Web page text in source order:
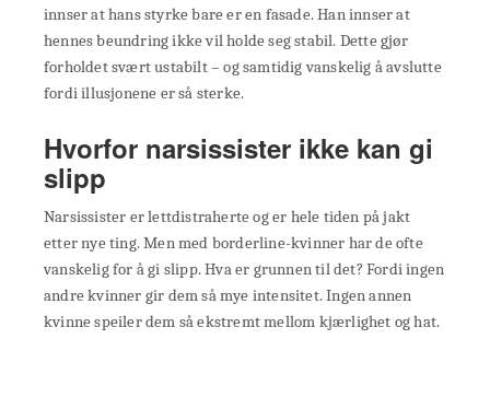
innser at hans styrke bare er en fasade. Han innser at
hennes beundring ikke vil holde seg stabil. Dette gjør
forholdet svært ustabilt – og samtidig vanskelig å avslutte
fordi illusjonene er så sterke.
Hvorfor narsissister ikke kan gi
slipp
Narsissister er lettdistraherte og er hele tiden på jakt
etter nye ting. Men med borderline-kvinner har de ofte
vanskelig for å gi slipp. Hva er grunnen til det? Fordi ingen
andre kvinner gir dem så mye intensitet. Ingen annen
kvinne speiler dem så ekstremt mellom kjærlighet og hat.